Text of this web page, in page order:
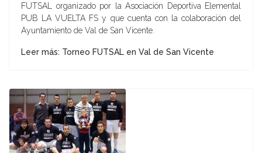
FUTSAL organizado por la Asociación Deportiva Elemental
PUB LA VUELTA FS y que cuenta con la colaboración del
Ayuntamiento de Val de San Vicente.
Leer más: Torneo FUTSAL en Val de San Vicente